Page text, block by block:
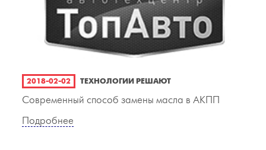
2018-02-02 ТЕХНОЛОГИИ РЕШАЮТ
Современный способ замены масла в АКПП
Подробнее